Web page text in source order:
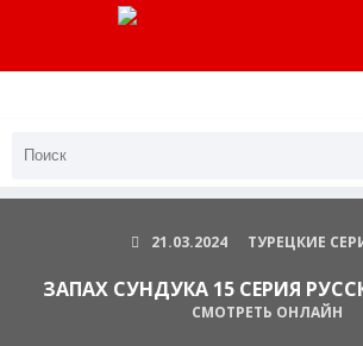
21.03.2024 ТУРЕЦКИЕ
ЗАПАХ СУНДУКА 15 СЕРИЯ
СМОТРЕТЬ ОНЛАЙН